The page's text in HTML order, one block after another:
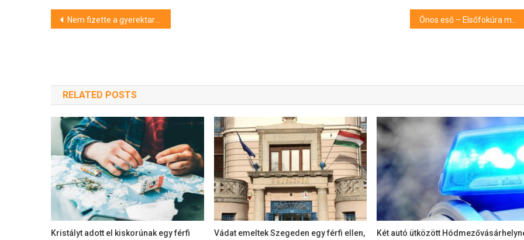
Bejegyzés
Nem fizette a gyerektartást
RELATED POSTS
Kristályt adott el kiskorúnak egy férfi
Vádat emeltek Szegeden egy férfi ellen,
Két autó ütközött